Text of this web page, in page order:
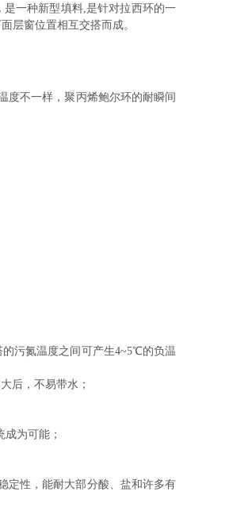
是一种新型填料,是针对拉西环的一
层窗位置相互交搭而成。
度不一样，聚丙烯鲍尔环的耐瞬间
污氮温度之间可产生4~5℃的负温
后，不易带水；
为可能；
性，能耐大部分酸、盐和许多有